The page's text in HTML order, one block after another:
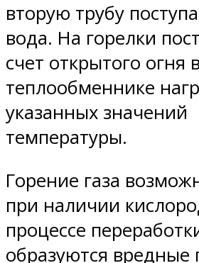
вторую трубу
вода. На горелки
счет открытого огня
теплообменнике
указанных значений
температуры.
Горение газа
при наличии
процессе
образуются вредные